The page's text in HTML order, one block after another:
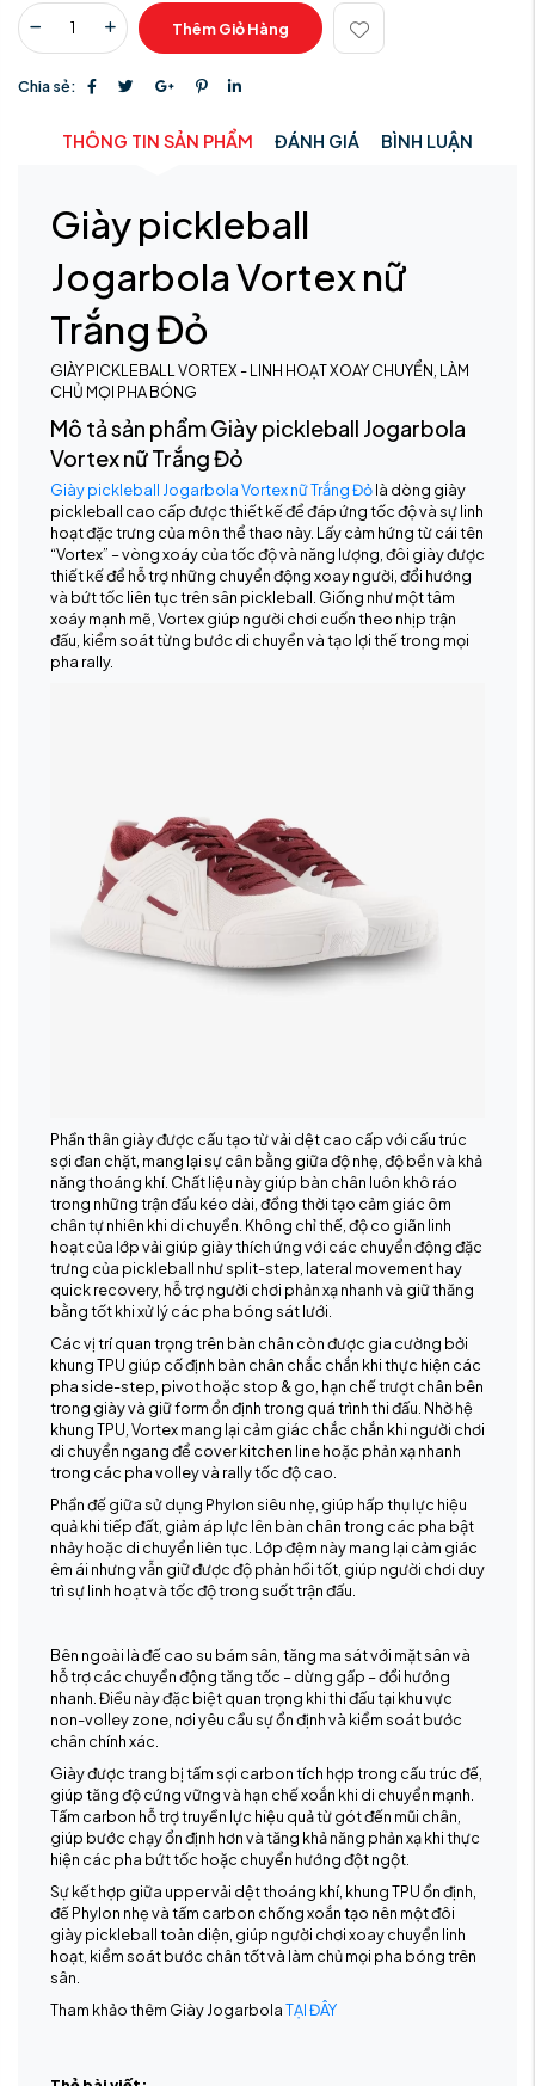
Thêm Giỏ Hàng
Chia sẻ:
THÔNG TIN SẢN PHẨM ĐÁNH GIÁ BÌNH LUẬN
Giày pickleball
Jogarbola Vortex nữ
Trắng Đỏ
GIÀY PICKLEBALL VORTEX - LINH HOẠT XOAY CHUYỂN, LÀM
CHỦ MỌI PHA BÓNG
Mô tả sản phẩm Giày pickleball Jogarbola
Vortex nữ Trắng Đỏ
Giày pickleball Jogarbola Vortex nữ Trắng Đỏlà dòng giày
pickleball cao cấp được thiết kế để đáp ứng tốc độ và sự linh
hoạt đặc trưng của môn thể thao này. Lấy cảm hứng từ cái tên
“Vortex” – vòng xoáy của tốc độ và năng lượng, đôi giày được
thiết kế để hỗ trợ những chuyển động xoay người, đổi hướng
và bứt tốc liên tục trên sân pickleball. Giống như một tâm
xoáy mạnh mẽ, Vortex giúp người chơi cuốn theo nhịp trận
đấu, kiểm soát từng bước di chuyển và tạo lợi thế trong mọi
pha rally.
Phần thân giày được cấu tạo từ vải dệt cao cấp với cấu trúc
sợi đan chặt, mang lại sự cân bằng giữa độ nhẹ, độ bền và khả
năng thoáng khí. Chất liệu này giúp bàn chân luôn khô ráo
trong những trận đấu kéo dài, đồng thời tạo cảm giác ôm
chân tự nhiên khi di chuyển. Không chỉ thế, độ co giãn linh
hoạt của lớp vải giúp giày thích ứng với các chuyển động đặc
trưng của pickleball như split-step, lateral movement hay
quick recovery, hỗ trợ người chơi phản xạ nhanh và giữ thăng
bằng tốt khi xử lý các pha bóng sát lưới.
Các vị trí quan trọng trên bàn chân còn được gia cường bởi
khung TPU giúp cố định bàn chân chắc chắn khi thực hiện các
pha side-step, pivot hoặc stop & go, hạn chế trượt chân bên
trong giày và giữ form ổn định trong quá trình thi đấu. Nhờ hệ
khung TPU, Vortex mang lại cảm giác chắc chắn khi người chơi
di chuyển ngang để cover kitchen line hoặc phản xạ nhanh
trong các pha volley và rally tốc độ cao.
Phần đế giữa sử dụng Phylon siêu nhẹ, giúp hấp thụ lực hiệu
quả khi tiếp đất, giảm áp lực lên bàn chân trong các pha bật
nhảy hoặc di chuyển liên tục. Lớp đệm này mang lại cảm giác
êm ái nhưng vẫn giữ được độ phản hồi tốt, giúp người chơi duy
trì sự linh hoạt và tốc độ trong suốt trận đấu.
Bên ngoài là đế cao su bám sân, tăng ma sát với mặt sân và
hỗ trợ các chuyển động tăng tốc – dừng gấp – đổi hướng
nhanh. Điều này đặc biệt quan trọng khi thi đấu tại khu vực
non-volley zone, nơi yêu cầu sự ổn định và kiểm soát bước
chân chính xác.
Giày được trang bị tấm sợi carbon tích hợp trong cấu trúc đế,
giúp tăng độ cứng vững và hạn chế xoắn khi di chuyển mạnh.
Tấm carbon hỗ trợ truyền lực hiệu quả từ gót đến mũi chân,
giúp bước chạy ổn định hơn và tăng khả năng phản xạ khi thực
hiện các pha bứt tốc hoặc chuyển hướng đột ngột.
Sự kết hợp giữa upper vải dệt thoáng khí, khung TPU ổn định,
đế Phylon nhẹ và tấm carbon chống xoắn tạo nên một đôi
giày pickleball toàn diện, giúp người chơi xoay chuyển linh
hoạt, kiểm soát bước chân tốt và làm chủ mọi pha bóng trên
sân.
Tham khảo thêm Giày JogarbolaTẠI ĐÂY